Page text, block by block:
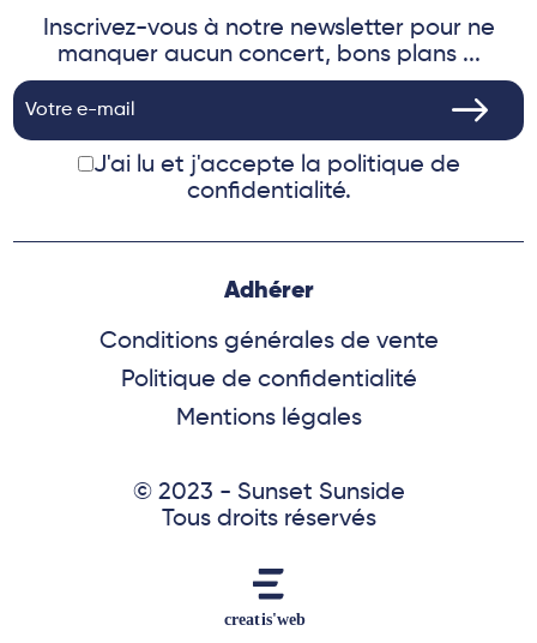
Inscrivez-vous à notre newsletter pour ne
manquer aucun concert, bons plans ...
J'ai lu et j'accepte la politique de
confidentialité.
Adhérer
Conditions générales de vente
Politique de confidentialité
Mentions légales
© 2023 - Sunset Sunside
Tous droits réservés